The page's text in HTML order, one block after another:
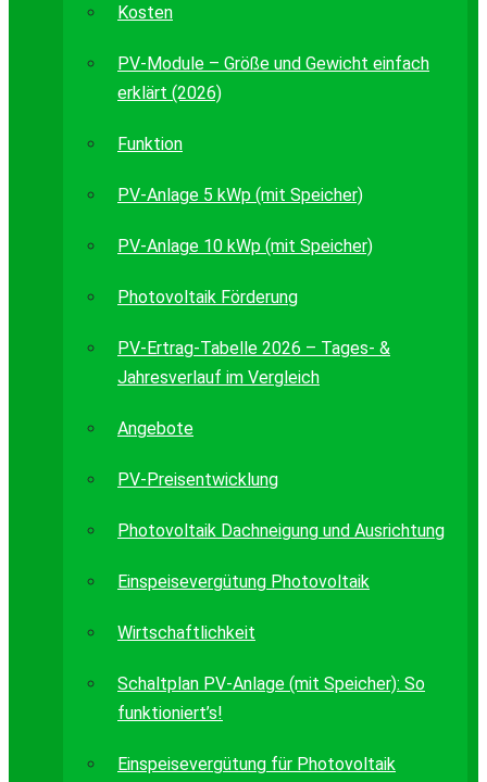
Kosten
PV-Module – Größe und Gewicht einfach
erklärt (2026)
Funktion
PV-Anlage 5 kWp (mit Speicher)
PV-Anlage 10 kWp (mit Speicher)
Photovoltaik Förderung
PV-Ertrag-Tabelle 2026 – Tages- &
Jahresverlauf im Vergleich
Angebote
PV-Preisentwicklung
Photovoltaik Dachneigung und Ausrichtung
Einspeisevergütung Photovoltaik
Wirtschaftlichkeit
Schaltplan PV-Anlage (mit Speicher): So
funktioniert’s!
Einspeisevergütung für Photovoltaik